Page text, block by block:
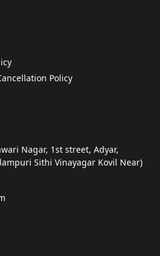
Policy
Nagar, 1st street, Adyar,
Sithi Vinayagar Kovil Near)